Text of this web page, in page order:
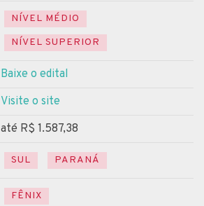
NÍVEL MÉDIO
NÍVEL SUPERIOR
Baixe o edital
Visite o site
até R$ 1.587,38
SUL PARANÁ
FÊNIX